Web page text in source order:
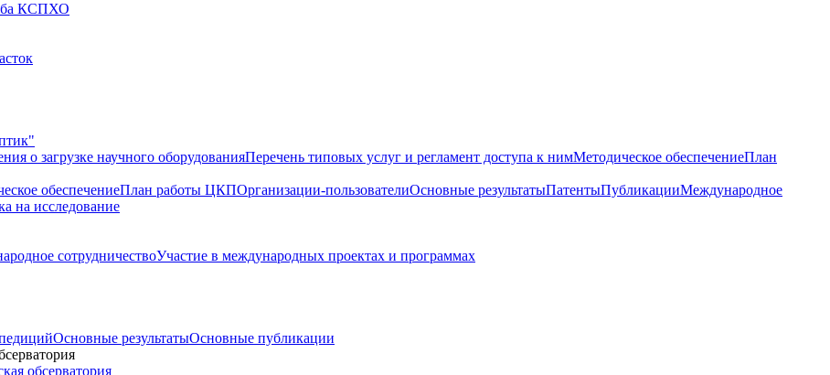
КСПХО
о загрузке научного оборудованияПеречень типовых услуг и регламент доступа к нимМетодическое обеспечениеПлан
обеспечениеПлан работы ЦКПОрганизации-пользователиОсновные результатыПатентыПубликацииМеждународное
на исследование
сотрудничествоУчастие в международных проектах и программах
Основные результатыОсновные публикации
обсерватория